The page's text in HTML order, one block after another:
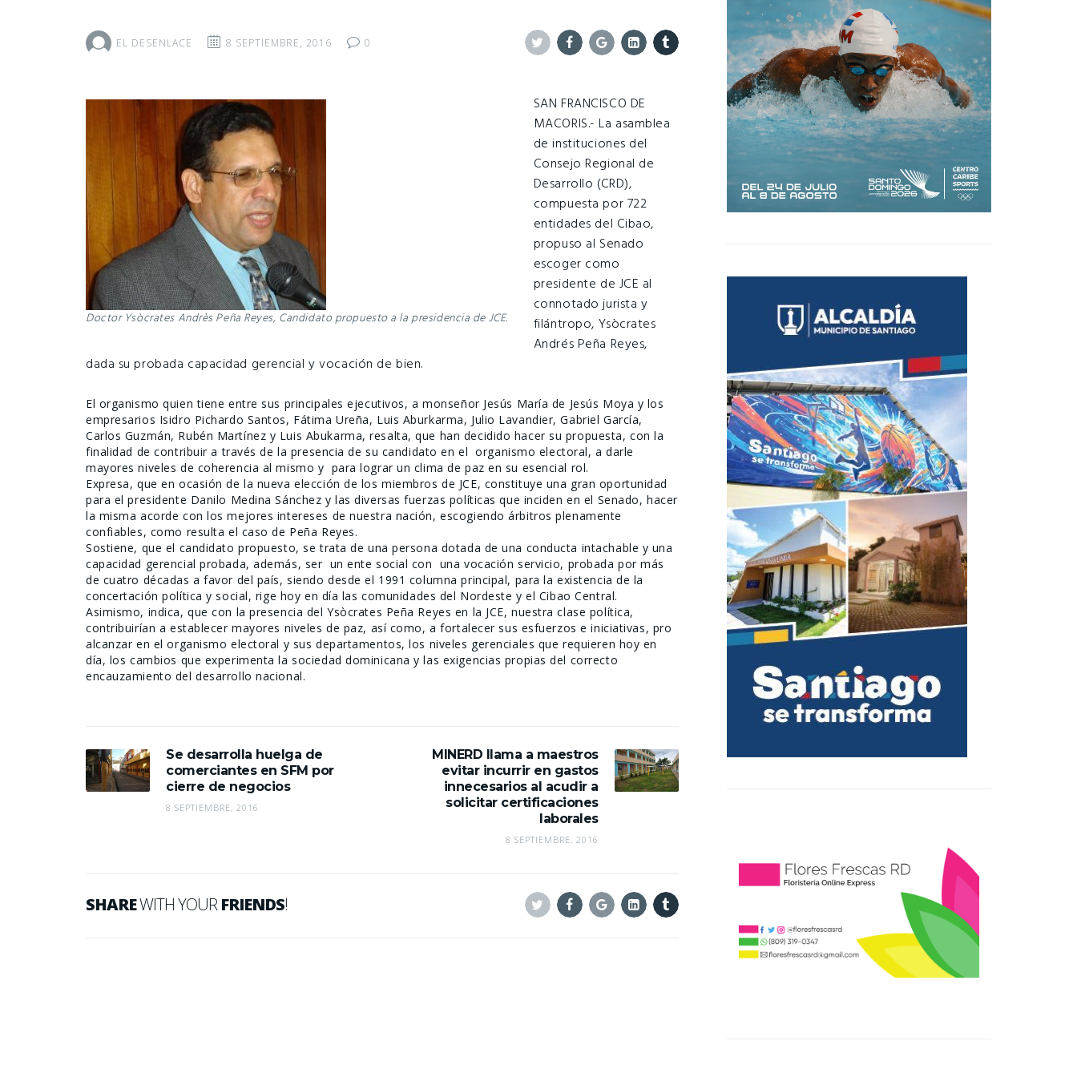
EL DESENLACE 8 SEPTIEMBRE, 2016
0
Doctor Ysòcrates Andrès Peña Reyes, Candidato propuesto a la presidencia de JCE.
SAN FRANCISCO DE
MACORIS.- La asamblea
de instituciones del
Consejo Regional de
Desarrollo (CRD),
compuesta por 722
entidades del Cibao,
propuso al Senado
escoger como
presidente de JCE al
connotado jurista y
filántropo, Ysòcrates
Andrés Peña Reyes,
dada su probada capacidad gerencial y vocación de bien.
El organismo quien tiene entre sus principales ejecutivos, a monseñor Jesús María de Jesús Moya y los
empresarios Isidro Pichardo Santos, Fátima Ureña, Luis Aburkarma, Julio Lavandier, Gabriel García,
Carlos Guzmán, Rubén Martínez y Luis Abukarma, resalta, que han decidido hacer su propuesta, con la
finalidad de contribuir a través de la presencia de su candidato en el organismo electoral, a darle
mayores niveles de coherencia al mismo y para lograr un clima de paz en su esencial rol.
Expresa, que en ocasión de la nueva elección de los miembros de JCE, constituye una gran oportunidad
para el presidente Danilo Medina Sánchez y las diversas fuerzas políticas que inciden en el Senado, hacer
la misma acorde con los mejores intereses de nuestra nación, escogiendo árbitros plenamente
confiables, como resulta el caso de Peña Reyes.
Sostiene, que el candidato propuesto, se trata de una persona dotada de una conducta intachable y una
capacidad gerencial probada, además, ser un ente social con una vocación servicio, probada por más
de cuatro décadas a favor del país, siendo desde el 1991 columna principal, para la existencia de la
concertación política y social, rige hoy en día las comunidades del Nordeste y el Cibao Central.
Asimismo, indica, quecon la presencia del Ysòcrates Peña Reyes en la JCE, nuestra clase política,
contribuirían a establecer mayores niveles de paz, así como, a fortalecer sus esfuerzos e iniciativas, pro
alcanzar en el organismo electoral y sus departamentos, los niveles gerenciales que requieren hoy en
día, los cambios que experimenta la sociedad dominicana y las exigencias propias del correcto
encauzamiento del desarrollo nacional.
Se desarrolla huelga de
comerciantes en SFM por
cierre de negocios
8 SEPTIEMBRE, 2016
MINERD llama a maestros
evitar incurrir en gastos
innecesarios al acudir a
solicitar certificaciones
laborales
8 SEPTIEMBRE, 2016
SHAREWITH YOURFRIENDS!